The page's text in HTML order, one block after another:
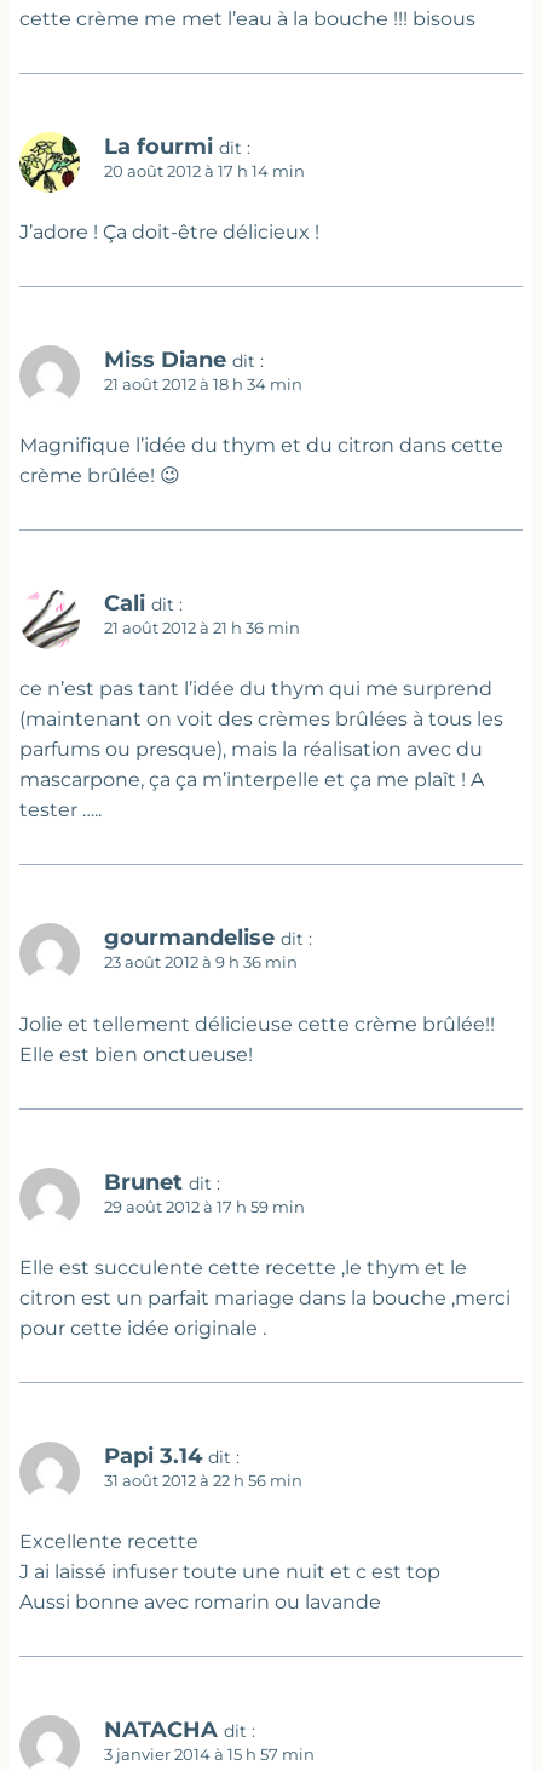
cette crème me met l’eau à la bouche !!! bisous
La fourmi dit :
20 août 2012 à 17 h 14 min
J’adore ! Ça doit-être délicieux !
Miss Diane dit :
21 août 2012 à 18 h 34 min
Magnifique l’idée du thym et du citron dans cette
crème brûlée! 😉
Cali dit :
21 août 2012 à 21 h 36 min
ce n’est pas tant l’idée du thym qui me surprend
(maintenant on voit des crèmes brûlées à tous les
parfums ou presque), mais la réalisation avec du
mascarpone, ça ça m’interpelle et ça me plaît ! A
tester …..
gourmandelise dit :
23 août 2012 à 9 h 36 min
Jolie et tellement délicieuse cette crème brûlée!!
Elle est bien onctueuse!
Brunet dit :
29 août 2012 à 17 h 59 min
Elle est succulente cette recette ,le thym et le
citron est un parfait mariage dans la bouche ,merci
pour cette idée originale .
Papi 3.14 dit :
31 août 2012 à 22 h 56 min
Excellente recette
J ai laissé infuser toute une nuit et c est top
Aussi bonne avec romarin ou lavande
NATACHA dit :
3 janvier 2014 à 15 h 57 min